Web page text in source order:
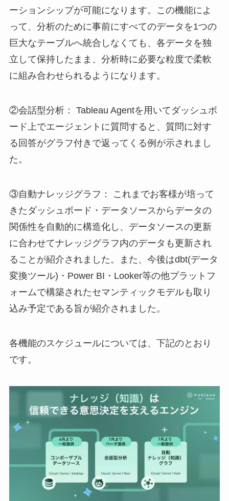
ーションシップが可能になります。この機能によ
って、分析のために事前にすべてのデータを1つの
巨大なテーブルへ統合しなくても、各データを独
立して保持したまま、分析時に必要な粒度で柔軟
に組み合わせられるようになります。
②会話型分析： Tableau Agentを用いてダッシュボ
ード上でエージェントに質問すると、質問に対す
る回答がグラフ付きで返ってくる例が示されまし
た。
③自動ナレッジグラフ： これまでお客様が培って
きたダッシュボード・データソースからデータの
関係性を自動的に構造化し、データソースの更新
に合わせてナレッジグラフ内のデータも更新され
ることが紹介されました。また、今後はdbt(データ
変換ツール)・Power BI・Looker等の他プラットフ
ォームで構築されたセマンティックモデルも取り
込み予定である旨が紹介されました。
各機能のスケジュールについては、下記のとおり
です。